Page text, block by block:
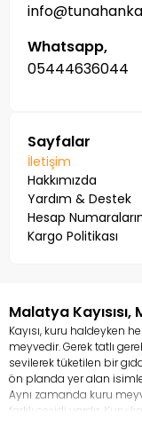
Sayfalar
İletişim
Hakkımızda
Yardım & Destek
Hesap
Kargo Politikası
Whatsapp,
05444636044
Malatya
Kayısı, kuru haldeyken
meyvedir. Gerek tatlı
sevilerek tüketilen bir
ön planda yer alan
Aynı zamanda kuru
farklı çeşidi vardır. Kuru
dayanır. Hem taze